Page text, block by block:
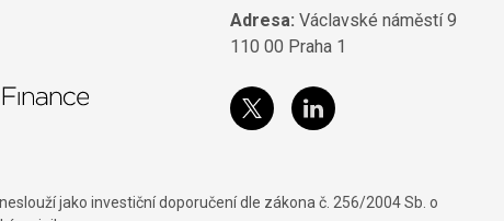
Adresa: Václavské náměstí 9
110 00 Praha 1
jako investiční doporučení dle zákona č. 256/2004 Sb. o